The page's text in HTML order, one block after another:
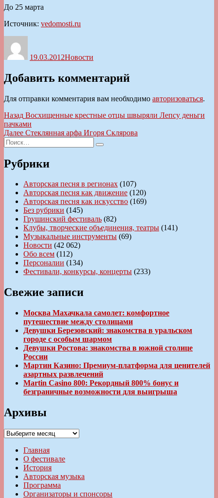
До 25 марта
Источник: vedomosti.ru
19.03.2012Новости
Добавить комментарий
Для отправки комментария вам необходимо авторизоваться.
Навигация
по
записям
Назад Предыдущая
запись:
Восхищенные крестные отцы швыряли Лепсу деньги
пачками
Далее Следующая
Стеклянная арфа Игоря Склярова
Искать:
Поиск
Рубрики
Авторская песня в регионах (107)
Авторская песня как движение (120)
Авторская песня как искусство (169)
Без рубрики (145)
Грушинский фестиваль (82)
Клубы, творческие объединения, театры (141)
Музыкальные инструменты (69)
Новости (42 062)
Обо всем (112)
Персоналии (134)
Фестивали, конкурсы, концерты (233)
Свежие записи
Москва Махачкала самолет: комфортное
путешествие между столицами
Девушки Березовский: знакомства в уральском
городе с особым шармом
Девушки Ростова: знакомства в южной столице
России
Мартин Казино: Премиум-платформа для ценителей
азартных развлечений
Martin Casino 800: Рекордный 800% бонус и
безграничные возможности для выигрыша
Архивы
Архивы
Главная
О фестивале
История
Авторская музыка
Программа
Организаторы и спонсоры